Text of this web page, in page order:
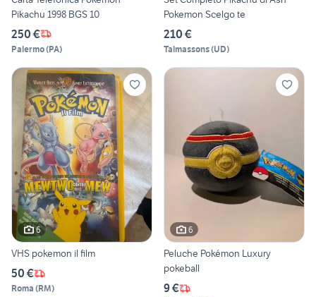
Pikachu 1998 BGS 10
250 €
Palermo(PA)
Pokemon Scelgo te
210 €
Talmassons(UD)
6
VHS pokemon il film
50 €
Roma (RM)
6
Peluche Pokémon Luxury
pokeball
9 €